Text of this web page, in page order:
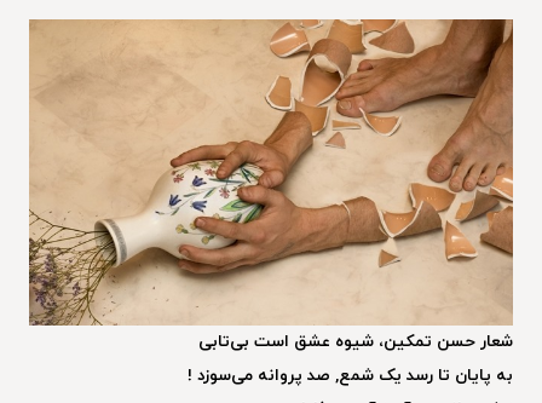
شعار حسن تمکین، شیوه عشق است بی‌تابی
به پایان تا رسد یک شمع, صد پروانه می‌سوزد !